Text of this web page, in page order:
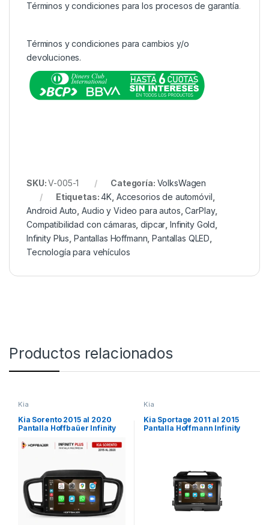
Términos y condiciones para los procesos de garantía.
Términos y condiciones para cambios y/o
devoluciones.
SKU:V-005-1 Categoría: VolksWagen
Etiquetas:4K Accesorios de automóvil
Android Auto ,Audio y Video para autos ,CarPlay,
Compatibilidad con cámaras ,dipcar ,Infinity Gold
Infinity Plus Pantallas Hoffmann ,Pantallas QLED
Tecnología para vehículos
Productos relacionados
Kia
Kia Sorento 2015 al 2020
Pantalla Hoffbaüer Infinity
Kia
Kia Sportage 2011 al 2015
Pantalla Hoffmann Infinity